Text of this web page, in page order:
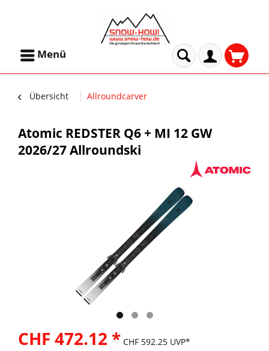
Menü
Übersicht Allroundcarver
Atomic REDSTER Q6 + MI 12 GW
2026/27 Allroundski
CHF 472.12 * CHF 592.25 UVP*